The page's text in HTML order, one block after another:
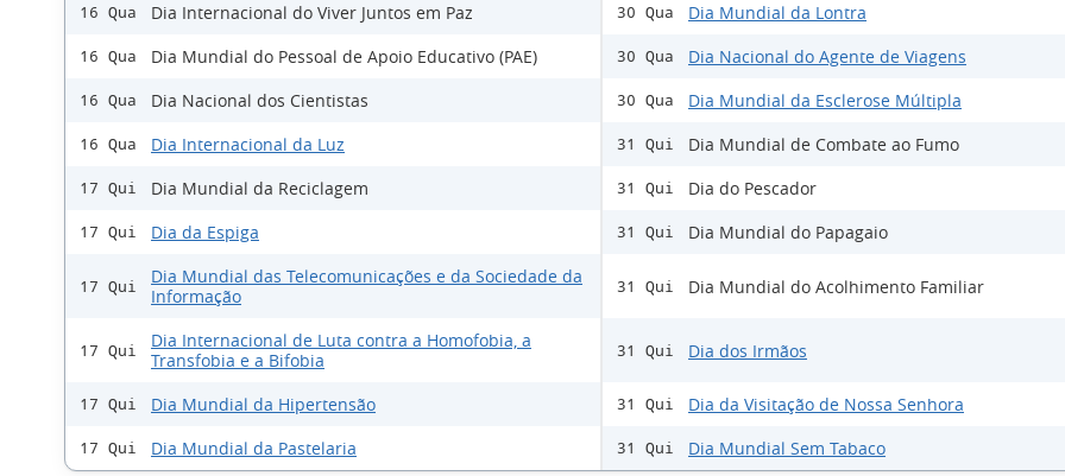
16 Qua Dia Internacional do Viver Juntos em Paz
16 Qua Dia Mundial do Pessoal de Apoio Educativo (PAE)
16 Qua Dia Nacional dos Cientistas
16 Qua Dia Internacional da Luz
17 Qui Dia Mundial da Reciclagem
17 Qui Dia da Espiga
17 Qui
Dia Mundial das Telecomunicações e da Sociedade da
Informação
17 Qui
Dia Internacional de Luta contra a Homofobia, a
Transfobia e a Bifobia
17 Qui Dia Mundial da Hipertensão
17 Qui Dia Mundial da Pastelaria
30 Qua Dia Mundial da Lontra
30 Qua Dia Nacional do Agente de Viagens
30 Qua Dia Mundial da Esclerose Múltipla
31 Qui Dia Mundial de Combate ao Fumo
31 Qui Dia do Pescador
31 Qui Dia Mundial do Papagaio
31 Qui Dia Mundial do Acolhimento Familiar
31 Qui Dia dos Irmãos
31 Qui Dia da Visitação de Nossa Senhora
31 Qui Dia Mundial Sem Tabaco